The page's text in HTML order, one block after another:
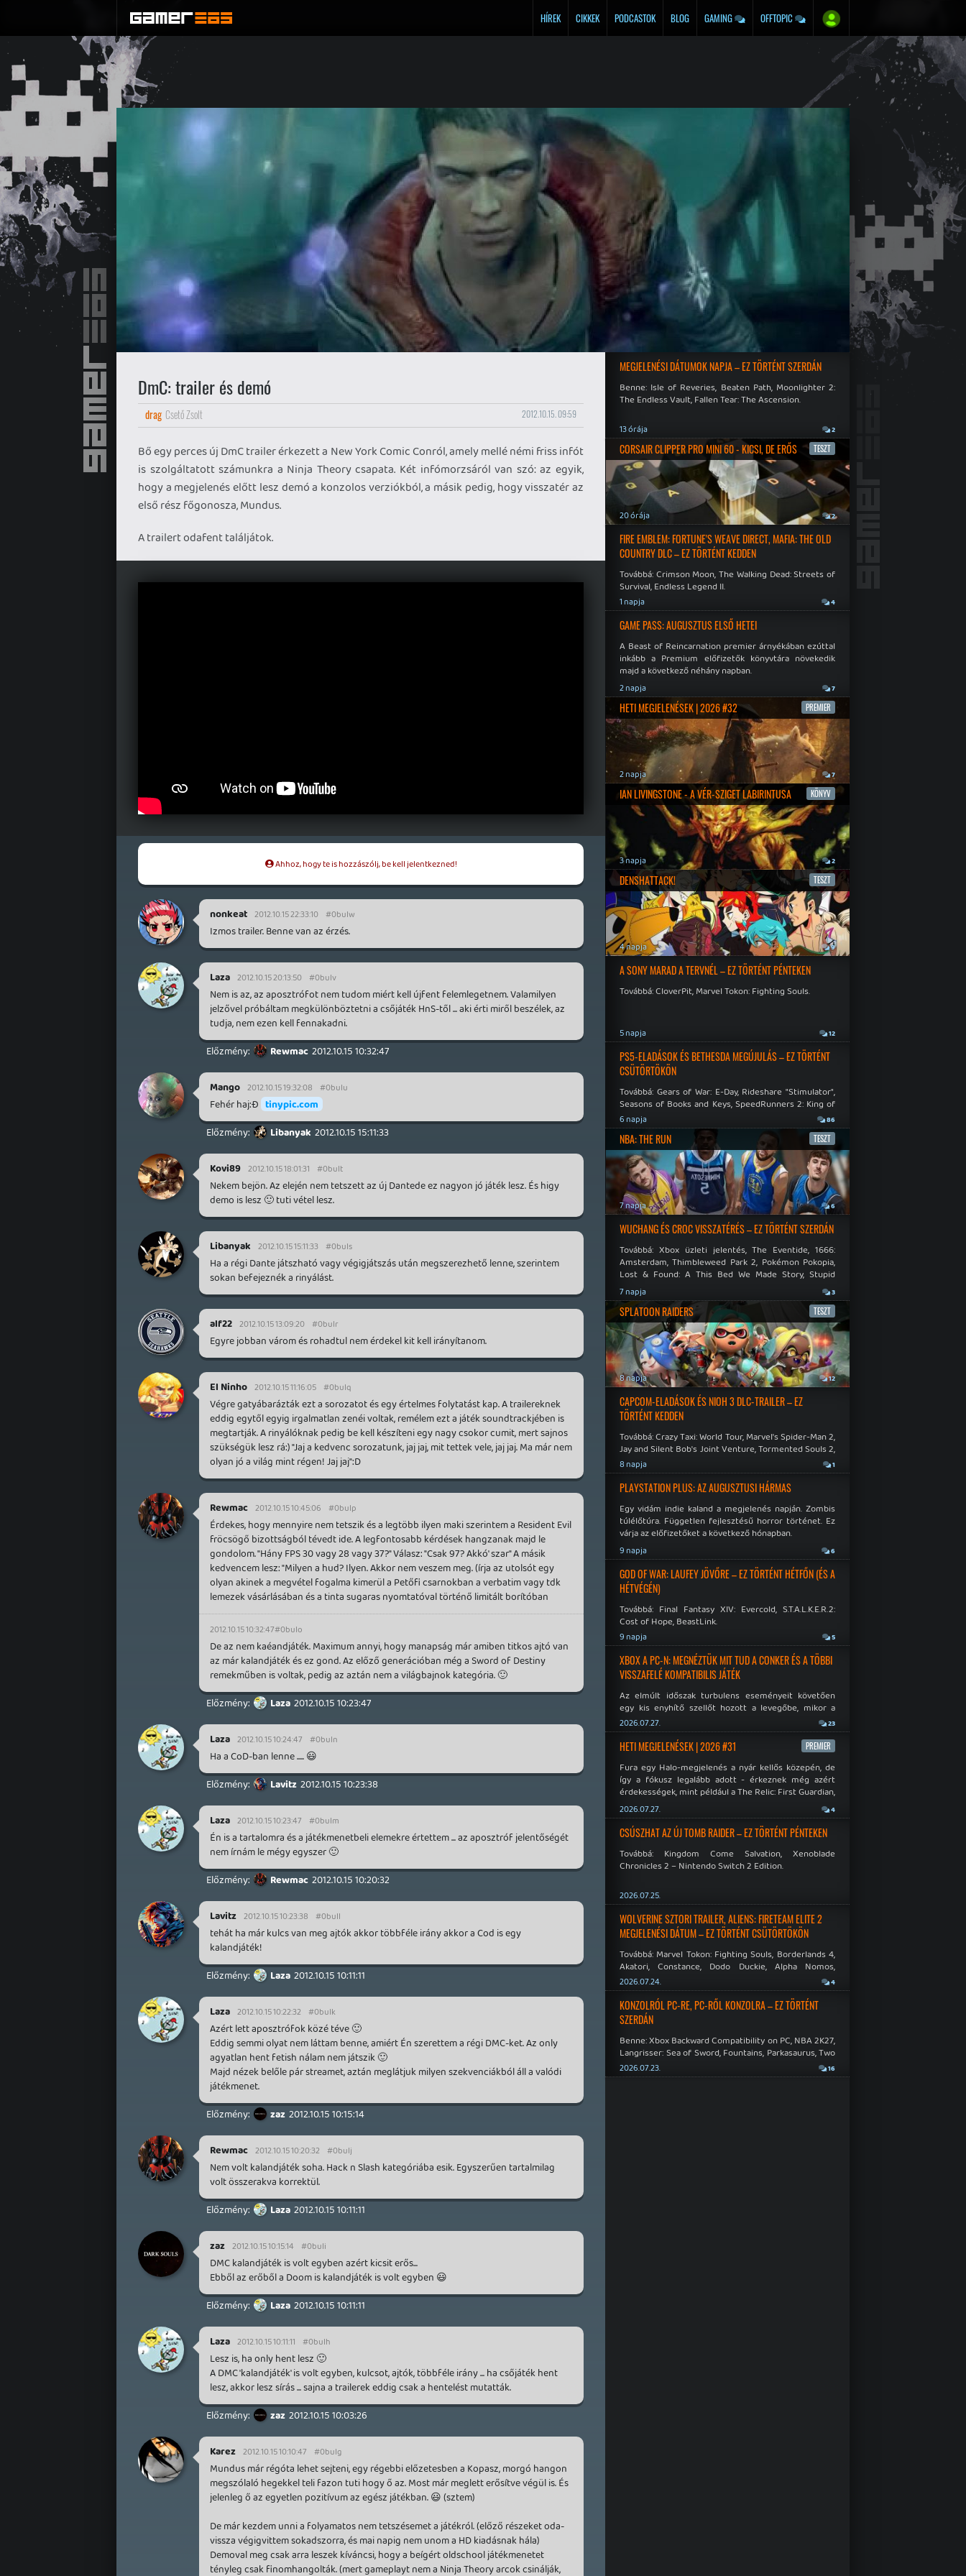
HÍREK CIKKEK PODCASTOK BLOG GAMING OFFTOPIC
DmC: trailer és demó
drag Csető Zsolt 2012.10.15. 09:59
Bő egy perces új DmC trailer érkezett a New York Comic Conról, amely mellé némi friss infót
is szolgáltatott számunkra a Ninja Theory csapata. Két infómorzsáról van szó: az egyik,
hogy a megjelenés előtt lesz demó a konzolos verziókból, a másik pedig, hogy visszatér az
első rész főgonosza, Mundus.
A trailert odafent találjátok.
Ahhoz, hogy te is hozzászólj, be kell jelentkezned!
nonkeat 2012.10.15 22:33:10 #0bulw
Izmos trailer. Benne van az érzés.
Laza 2012.10.15 20:13:50 #0bulv
Nem is az, az aposztrófot nem tudom miért kell újfent felemlegetnem. Valamilyen
jelzővel próbáltam megkülönböztetni a csőjáték HnS-től ... aki érti miről beszélek, az
tudja, nem ezen kell fennakadni.
Rewmac 2012.10.15 10:32:47
Mango 2012.10.15 19:32:08 #0bulu
Fehér haj:Đ tinypic.com
Libanyak 2012.10.15 15:11:33
Kovi89 2012.10.15 18:01:31 #0bult
Nekem bejön. Az elején nem tetszett az új Dantede ez nagyon jó játék lesz. És higy
demo is lesz 🙂 tuti vétel lesz.
Libanyak 2012.10.15 15:11:33 #0buls
Ha a régi Dante játszható vagy végigjátszás után megszerezhető lenne, szerintem
sokan befejeznék a rinyálást.
alf22 2012.10.15 13:09:20 #0bulr
Egyre jobban várom és rohadtul nem érdekel kit kell irányítanom.
El Ninho 2012.10.15 11:16:05 #0bulq
Végre gatyábarázták ezt a sorozatot és egy értelmes folytatást kap. A trailereknek
eddig egytől egyig irgalmatlan zenéi voltak, remélem ezt a játék soundtrackjében is
megtartják. A rinyálóknak pedig be kell készíteni egy nagy csokor cumit, mert sajnos
szükségük lesz rá:) "Jaj a kedvenc sorozatunk, jaj jaj, mit tettek vele, jaj jaj. Ma már nem
olyan jó a világ mint régen! Jaj jaj":D
Rewmac 2012.10.15 10:45:06 #0bulp
Érdekes, hogy mennyire nem tetszik és a legtöbb ilyen maki szerintem a Resident Evil
fröcsögő bizottságból tévedt ide. A legfontosabb kérdések hangzanak majd le
gondolom. "Hány FPS 30 vagy 28 vagy 37?" Válasz: "Csak 97? Akkó' szar" A másik
kedvencem lesz: "Milyen a hud? Ilyen. Akkor nem veszem meg. (írja az utolsót egy
olyan akinek a megvétel fogalma kimerül a Petőfi csarnokban a verbatim vagy tdk
lemezek vásárlásában és a tinta sugaras nyomtatóval történő limitált borítóban
2012.10.15 10:32:47#0bulo
De az nem kaéandjáték. Maximum annyi, hogy manapság már amiben titkos ajtó van
az már kalandjáték és ez gond. Az előző generációban még a Sword of Destiny
remekműben is voltak, pedig az aztán nem a világbajnok kategória. 🙂
Laza 2012.10.15 10:23:47
Laza 2012.10.15 10:24:47 #0buln
Ha a CoD-ban lenne ..... 😃
Lavitz 2012.10.15 10:23:38
Laza 2012.10.15 10:23:47 #0bulm
Én is a tartalomra és a játékmenetbeli elemekre értettem ... az aposztróf jelentőségét
nem írnám le mégy egyszer 🙂
Rewmac 2012.10.15 10:20:32
Lavitz 2012.10.15 10:23:38 #0bull
tehát ha már kulcs van meg ajtók akkor többféle irány akkor a Cod is egy
kalandjáték!
Laza 2012.10.15 10:11:11
Laza 2012.10.15 10:22:32 #0bulk
Azért lett aposztrófok közé téve 🙂
Eddig semmi olyat nem láttam benne, amiért Én szerettem a régi DMC-ket. Az only
agyatlan hent fetish nálam nem játszik 🙂
Majd nézek belőle pár streamet, aztán meglátjuk milyen szekvenciákból áll a valódi
játékmenet.
zaz 2012.10.15 10:15:14
Rewmac 2012.10.15 10:20:32 #0bulj
Nem volt kalandjáték soha. Hack n Slash kategóriába esik. Egyszerűen tartalmilag
volt összerakva korrektül.
Laza 2012.10.15 10:11:11
zaz 2012.10.15 10:15:14 #0buli
DMC kalandjáték is volt egyben azért kicsit erős...
Ebből az erőből a Doom is kalandjáték is volt egyben 😃
Laza 2012.10.15 10:11:11
Laza 2012.10.15 10:11:11 #0bulh
Lesz is, ha only hent lesz 🙂
A DMC 'kalandjáték' is volt egyben, kulcsot, ajtók, többféle irány ... ha csőjáték hent
lesz, akkor lesz sírás ... sajna a trailerek eddig csak a hentelést mutatták.
zaz 2012.10.15 10:03:26
Karez 2012.10.15 10:10:47 #0bulg
Mundus már régóta lehet sejteni, egy régebbi előzetesben a Kopasz, morgó hangon
megszólaló hegekkel teli fazon tuti hogy ő az. Most már meglett erősítve végül is. És
jelenleg ő az egyetlen pozitívum az egész játékban. 😃 (sztem)
De már kezdem unni a folyamatos nem tetszésemet a játékról. (előző részeket oda-
vissza végigvittem sokadszorra, és mai napig nem unom a HD kiadásnak hála)
Demoval meg csak arra leszek kíváncsi, hogy a beígért oldschool játékmenetet
tényleg csak finomhangolták. (mert gameplayt nem a Ninja Theory arcok csinálják,
MEGJELENÉSI DÁTUMOK NAPJA – EZ TÖRTÉNT SZERDÁN
Benne: Isle of Reveries, Beaten Path, Moonlighter 2:
The Endless Vault, Fallen Tear: The Ascension.
13 órája 2
CORSAIR CLIPPER PRO MINI 60 - KICSI, DE ERŐS TESZT
20 órája 2
FIRE EMBLEM: FORTUNE'S WEAVE DIRECT, MAFIA: THE OLD
COUNTRY DLC – EZ TÖRTÉNT KEDDEN
Továbbá: Crimson Moon, The Walking Dead: Streets of
Survival, Endless Legend II.
1 napja 4
GAME PASS: AUGUSZTUS ELSŐ HETEI
A Beast of Reincarnation premier árnyékában ezúttal
inkább a Premium előfizetők könyvtára növekedik
majd a következő néhány napban.
2 napja 7
HETI MEGJELENÉSEK | 2026 #32 PREMIER
2 napja 7
IAN LIVINGSTONE - A VÉR-SZIGET LABIRINTUSA KÖNYV
3 napja 2
DENSHATTACK! TESZT
4 napja 9
A SONY MARAD A TERVNÉL – EZ TÖRTÉNT PÉNTEKEN
Továbbá: CloverPit, Marvel Tokon: Fighting Souls.
5 napja 12
PS5-ELADÁSOK ÉS BETHESDA MEGÚJULÁS – EZ TÖRTÉNT
CSÜTÖRTÖKÖN
Továbbá: Gears of War: E-Day, Rideshare "Stimulator",
Seasons of Books and Keys, SpeedRunners 2: King of
Speed.
6 napja 86
NBA: THE RUN TESZT
7 napja 6
WUCHANG ÉS CROC VISSZATÉRÉS – EZ TÖRTÉNT SZERDÁN
Továbbá: Xbox üzleti jelentés, The Eventide, 1666:
Amsterdam, Thimbleweed Park 2, Pokémon Pokopia,
Lost & Found: A This Bed We Made Story, Stupid
Never Dies.
7 napja 3
SPLATOON RAIDERS TESZT
8 napja 12
CAPCOM-ELADÁSOK ÉS NIOH 3 DLC-TRAILER – EZ
TÖRTÉNT KEDDEN
Továbbá: Crazy Taxi: World Tour, Marvel's Spider-Man 2,
Jay and Silent Bob's Joint Venture, Tormented Souls 2,
No More Room in Hell, Slain 2: The Beast Within.
8 napja 1
PLAYSTATION PLUS: AZ AUGUSZTUSI HÁRMAS
Egy vidám indie kaland a megjelenés napján. Zombis
túlélőtúra. Független fejlesztésű horror történet. Ez
várja az előfizetőket a következő hónapban.
9 napja 6
GOD OF WAR: LAUFEY JÖVŐRE – EZ TÖRTÉNT HÉTFŐN (ÉS A
HÉTVÉGÉN)
Továbbá: Final Fantasy XIV: Evercold, S.T.A.L.K.E.R.2:
Cost of Hope, BeastLink.
9 napja 5
XBOX A PC-N: MEGNÉZTÜK MIT TUD A CONKER ÉS A TÖBBI
VISSZAFELÉ KOMPATIBILIS JÁTÉK
Az elmúlt időszak turbulens eseményeit követően
egy kis enyhítő szellőt hozott a levegőbe, mikor a
Microsoft bejelentette, hogy PC-re is kiterjesztik az
Xbox Original visszafelé kompatibilitást. Lássuk,
meddig jutottak...
2026.07.27. 23
HETI MEGJELENÉSEK | 2026 #31 PREMIER
Fura egy Halo-megjelenés a nyár kellős közepén, de
így a fókusz legalább adott - érkeznek még azért
érdekességek, mint például a The Relic: First Guardian,
a Xenoblade Chronicles 2 és a Dispatch új átiratai vagy
éppen a Mistfall Hunter
2026.07.27. 4
CSÚSZHAT AZ ÚJ TOMB RAIDER – EZ TÖRTÉNT PÉNTEKEN
Továbbá: Kingdom Come Salvation, Xenoblade
Chronicles 2 – Nintendo Switch 2 Edition.
2026.07.25.
WOLVERINE SZTORI TRAILER, ALIENS: FIRETEAM ELITE 2
MEGJELENÉSI DÁTUM – EZ TÖRTÉNT CSÜTÖRTÖKÖN
Továbbá: Marvel Tokon: Fighting Souls, Borderlands 4,
Akatori, Constance, Dodo Duckie, Alpha Nomos,
Sombras: Negative Frames.
2026.07.24. 4
KONZOLRÓL PC-RE, PC-RŐL KONZOLRA – EZ TÖRTÉNT
SZERDÁN
Benne: Xbox Backward Compatibility on PC, NBA 2K27,
Langrisser: Sea of Sword, Fountains, Parkasaurus, Two
Point Hospital: Full Health Collection.
2026.07.23. 16